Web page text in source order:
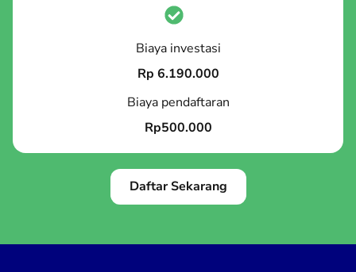
Biaya investasi
Rp 6.190.000
Biaya pendaftaran
Rp500.000
Daftar Sekarang